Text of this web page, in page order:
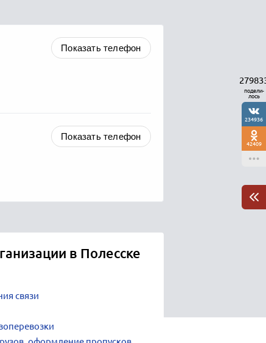
Показать телефон
Показать телефон
в Полесске
связи
подели-
лось
234936
42409